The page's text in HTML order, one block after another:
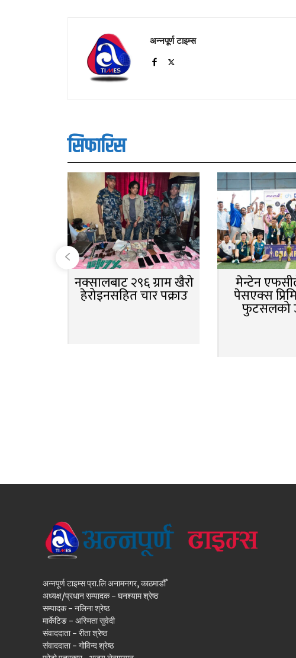
अन्नपूर्ण टाइम्स
सिफारिस
नक्सालबाट २९६ ग्राम खैरो
हेरोइनसहित चार पक्राउ
मेन्टेन
पेसएक्स
फुटसलको
अन्नपूर्ण टाइम्स प्रा.लि अनामनगर, काठमाडौँ
अध्यक्ष/प्रधान सम्पादक - घनश्याम श्रेष्ठ
सम्पादक - नलिना श्रेष्ठ
मार्केटिङ - अस्मिता सुवेदी
संवाददाता - रीता श्रेष्ठ
संवाददाता - गोविन्द श्रेष्ठ